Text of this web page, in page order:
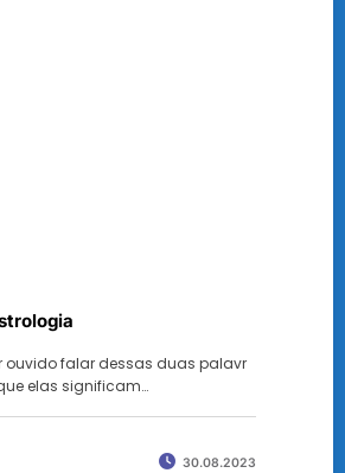
ouvido falar dessas duas palavr
elas significam…
30.08.2023